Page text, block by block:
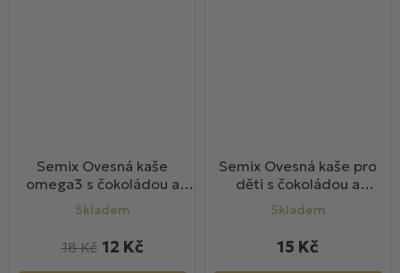
Semix Ovesná kaše
omega3 s čokoládou a
kešu ořechy bez lepku 65g
Skladem
12 Kč
18 Kč
Semix Ovesná kaše pro
děti s čokoládou a
banánem, bez lepku 50g
Skladem
15 Kč